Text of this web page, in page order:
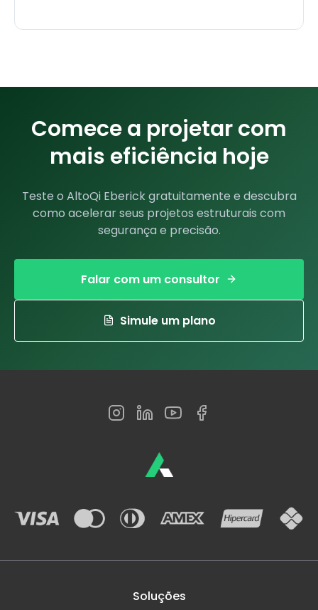
Comece a projetar com
mais eficiência hoje
Teste o AltoQi Eberick gratuitamente e descubra
como acelerar seus projetos estruturais com
segurança e precisão.
Falar com um consultor
Simule um plano
Soluções